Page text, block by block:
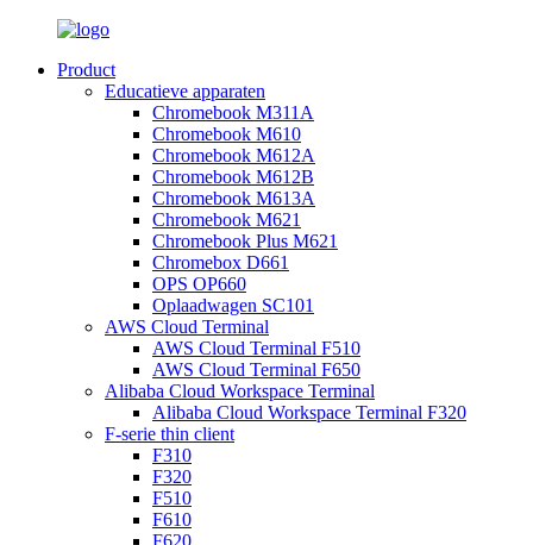
Product
Educatieve apparaten
Chromebook M311A
Chromebook M610
Chromebook M612A
Chromebook M612B
Chromebook M613A
Chromebook M621
Chromebook Plus M621
Chromebox D661
OPS OP660
Oplaadwagen SC101
AWS Cloud Terminal
AWS Cloud Terminal F510
AWS Cloud Terminal F650
Alibaba Cloud Workspace Terminal
Alibaba Cloud Workspace Terminal F320
F-serie thin client
F310
F320
F510
F610
F620